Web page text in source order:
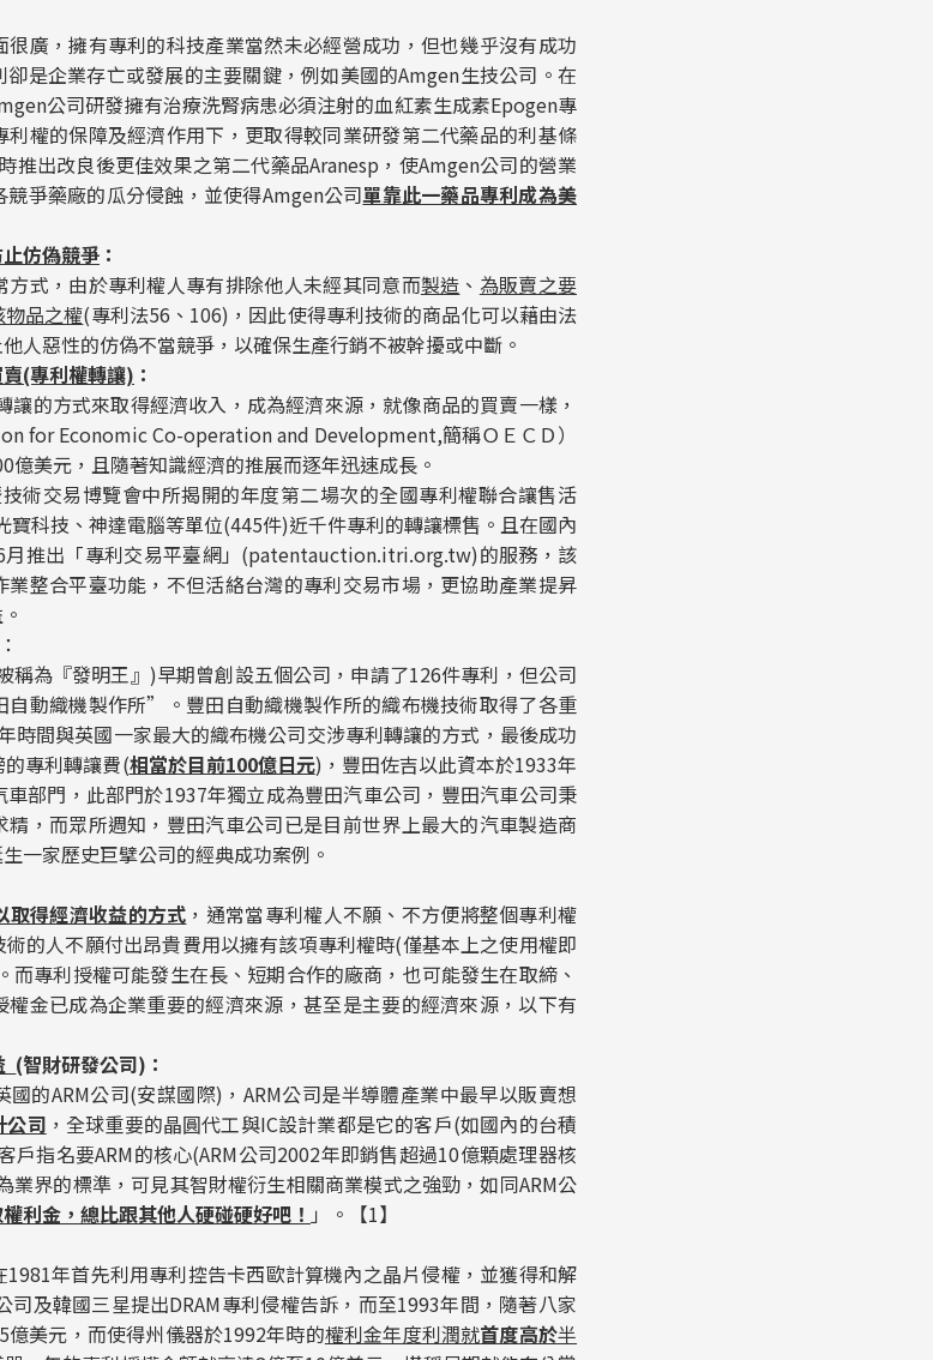
廣，擁有專利的科技產業當然未必經營成功，但也幾乎沒有成功
是企業存亡或發展的主要關鍵，例如美國的Amgen生技公司。在
公司研發擁有治療洗腎病患必須注射的血紅素生成素Epogen專
權的保障及經濟作用下，更取得較同業研發第二代藥品的利基條
推出改良後更佳效果之第二代藥品Aranesp，使Amgen公司的營業
爭藥廠的瓜分侵蝕，並使得Amgen公司單靠此一藥品專利成為美
仿偽競爭 ：
式，由於專利權人專有排除他人未經其同意而製造 、 為販賣之要
品之權(專利法56、106)，因此使得專利技術的商品化可以藉由法
他人惡性的仿偽不當競爭，以確保生產行銷不被幹擾或中斷。
(專利權轉讓) ：
的方式來取得經濟收入，成為經濟來源，就像商品的買賣一樣，
for Economic Co-operation and Development,簡稱ＯＥＣＤ）
美元，且隨著知識經濟的推展而逐年迅速成長。
術交易博覽會中所揭開的年度第二場次的全國專利權聯合讓售活
科技、神達電腦等單位(445件)近千件專利的轉讓標售。且在國內
月推出「專利交易平臺網」(patentauction.itri.org.tw)的服務，該
整合平臺功能，不但活絡台灣的專利交易市場，更協助產業提昇
：
稱為『發明王』)早期曾創設五個公司，申請了126件專利，但公司
動織機製作所”。豐田自動織機製作所的織布機技術取得了各重
時間與英國一家最大的織布機公司交涉專利轉讓的方式，最後成功
專利轉讓費(相當於目前100億日元)，豐田佐吉以此資本於1933年
部門，此部門於1937年獨立成為豐田汽車公司，豐田汽車公司秉
，而眾所週知，豐田汽車公司已是目前世界上最大的汽車製造商
一家歷史巨擘公司的經典成功案例。
取得經濟收益的方式 ，通常當專利權人不願、不方便將整個專利權
的人不願付出昂貴費用以擁有該項專利權時(僅基本上之使用權即
專利授權可能發生在長、短期合作的廠商，也可能發生在取締、
金已成為企業重要的經濟來源，甚至是主要的經濟來源，以下有
(智財研發公司) ：
國的ARM公司(安謀國際)，ARM公司是半導體產業中最早以販賣想
公司 ，全球重要的晶圓代工與IC設計業都是它的客戶(如國內的台積
戶指名要ARM的核心(ARM公司2002年即銷售超過10億顆處理器核
業界的標準，可見其智財權衍生相關商業模式之強勁，如同ARM公
利金，總比跟其他人硬碰硬好吧！ 」。【1】
年首先利用專利控告卡西歐計算機內之晶片侵權，並獲得和解
及韓國三星提出DRAM專利侵權告訴，而至1993年間，隨著八家
美元，而使得州儀器於1992年時的權利金年度利潤就首度高於半